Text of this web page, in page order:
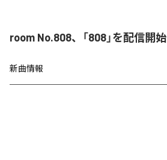
room No.808、「808」を配信開始
新曲情報